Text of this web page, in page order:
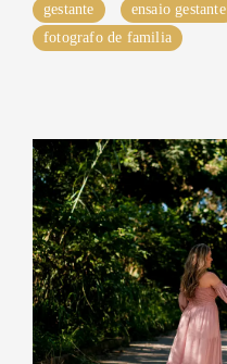
gestante ensaio gestante
fotografo de familia